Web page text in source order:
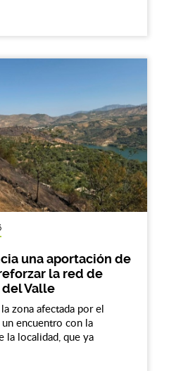
una aportación de
la red de
Valle
zona afectada por el
encuentro con la
la localidad, que ya